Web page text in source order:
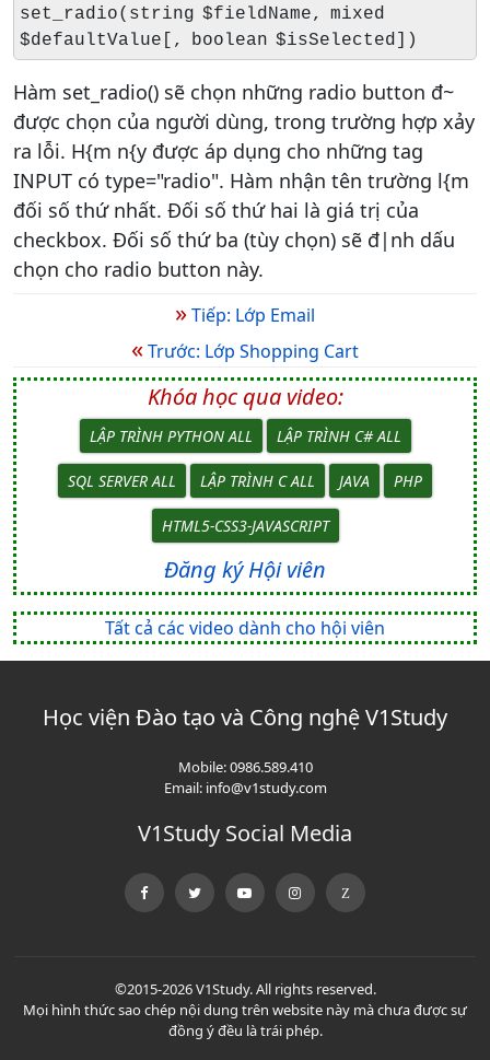
set_radio(string $fieldName, mixed
$defaultValue[, boolean $isSelected])
Hàm set_radio() sẽ chọn những radio button đ~
được chọn của người dùng, trong trường hợp xảy
ra lỗi. H{m n{y được áp dụng cho những tag
INPUT có type="radio". Hàm nhận tên trường l{m
đối số thứ nhất. Đối số thứ hai là giá trị của
checkbox. Đối số thứ ba (tùy chọn) sẽ đ|nh dấu
chọn cho radio button này.
»Tiếp: Lớp Email
«Trước: Lớp Shopping Cart
Khóa học qua video:
LẬP TRÌNH PYTHON ALL LẬP TRÌNH C# ALL
SQL SERVER ALL LẬP TRÌNH C ALL JAVA PHP
HTML5-CSS3-JAVASCRIPT
Đăng ký Hội viên
Tất cả các video dành cho hội viên
Học viện Đào tạo và Công nghệ V1Study
Mobile:0986.589.410
Email: info@v1study.com
V1Study Social Media
©2015-2026 V1Study. All rights reserved.
Mọi hình thức sao chép nội dung trên website này mà chưa được sự
đồng ý đều là trái phép.